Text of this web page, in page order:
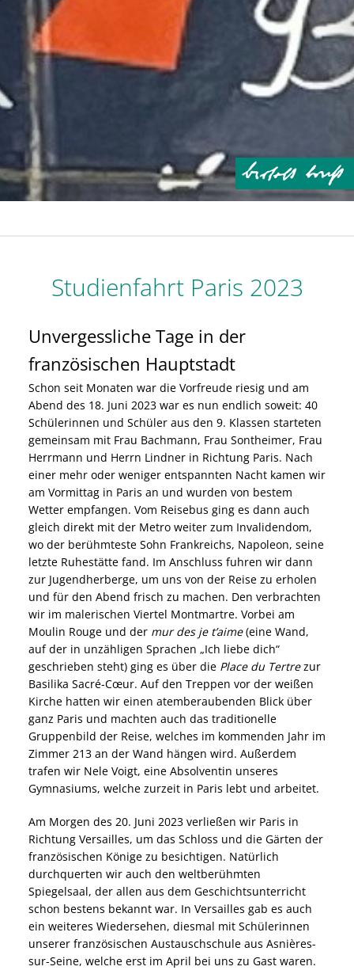
Studienfahrt Paris 2023
Unvergessliche Tage in der
französischen Hauptstadt
Schon seit Monaten war die Vorfreude riesig und am
Abend des 18. Juni 2023 war es nun endlich soweit: 40
Schülerinnen und Schüler aus den 9. Klassen starteten
gemeinsam mit Frau Bachmann, Frau Sontheimer, Frau
Herrmann und Herrn Lindner in Richtung Paris. Nach
einer mehr oder weniger entspannten Nacht kamen wir
am Vormittag in Paris an und wurden von bestem
Wetter empfangen. Vom Reisebus ging es dann auch
gleich direkt mit der Metro weiter zum Invalidendom,
wo der berühmteste Sohn Frankreichs, Napoleon, seine
letzte Ruhestätte fand. Im Anschluss fuhren wir dann
zur Jugendherberge, um uns von der Reise zu erholen
und für den Abend frisch zu machen. Den verbrachten
wir im malerischen Viertel Montmartre. Vorbei am
Moulin Rouge und der mur des je t’aime(eine Wand,
auf der in unzähligen Sprachen „Ich liebe dich“
geschrieben steht) ging es über die Place du Tertrezur
Basilika Sacré-Cœur. Auf den Treppen vor der weißen
Kirche hatten wir einen atemberaubenden Blick über
ganz Paris und machten auch das traditionelle
Gruppenbild der Reise, welches im kommenden Jahr im
Zimmer 213 an der Wand hängen wird. Außerdem
trafen wir Nele Voigt, eine Absolventin unseres
Gymnasiums, welche zurzeit in Paris lebt und arbeitet.
Am Morgen des 20. Juni 2023 verließen wir Paris in
Richtung Versailles, um das Schloss und die Gärten der
französischen Könige zu besichtigen. Natürlich
durchquerten wir auch den weltberühmten
Spiegelsaal, der allen aus dem Geschichtsunterricht
schon bestens bekannt war. In Versailles gab es auch
ein weiteres Wiedersehen, diesmal mit Schülerinnen
unserer französischen Austauschschule aus Asnières-
sur-Seine, welche erst im April bei uns zu Gast waren.